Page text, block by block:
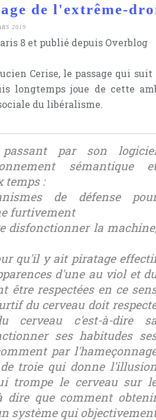
de l'extrême-
2019
8 et publié depuis Overblog
Cerise, le passage qui
longtemps joue de cette
du libéralisme.
par son
sémantique
temps :
de défense
furtivement
disfonctionner la
qu'il y ait piratage
d'une au viol et
être respectées en ce
du cerveau doit
cerveau c'est-à-dire
ses habitudes
par
troie qui donne
trompe le cerveau sur
dire que comment
système qui